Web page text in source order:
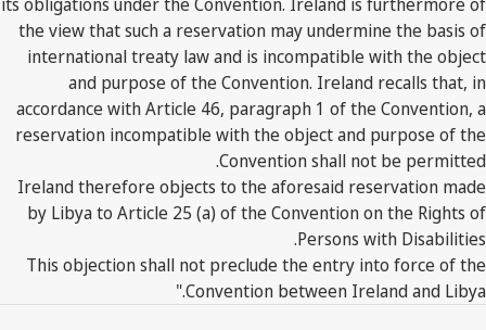
the view that such a reservation may undermine the basis of
international treaty law and is incompatible with the object
and purpose of the Convention. Ireland recalls that, in
accordance with Article 46, paragraph 1 of the Convention, a
reservation incompatible with the object and purpose of the
Convention shall not be permitted.
Ireland therefore objects to the aforesaid reservation made
by Libya to Article 25 (a) of the Convention on the Rights of
Persons with Disabilities.
This objection shall not preclude the entry into force of the
Convention between Ireland and Libya."